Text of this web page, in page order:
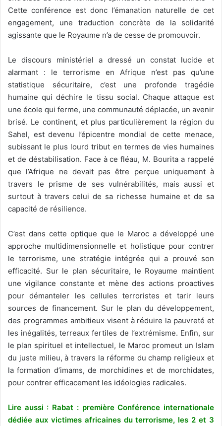
Cette conférence est donc l’émanation naturelle de cet
engagement, une traduction concrète de la solidarité
agissante que le Royaume n’a de cesse de promouvoir.
Le discours ministériel a dressé un constat lucide et
alarmant : le terrorisme en Afrique n’est pas qu’une
statistique sécuritaire, c’est une profonde tragédie
humaine qui déchire le tissu social. Chaque attaque est
une école qui ferme, une communauté déplacée, un avenir
brisé. Le continent, et plus particulièrement la région du
Sahel, est devenu l’épicentre mondial de cette menace,
subissant le plus lourd tribut en termes de vies humaines
et de déstabilisation. Face à ce fléau, M. Bourita a rappelé
que l’Afrique ne devait pas être perçue uniquement à
travers le prisme de ses vulnérabilités, mais aussi et
surtout à travers celui de sa richesse humaine et de sa
capacité de résilience.
C’est dans cette optique que le Maroc a développé une
approche multidimensionnelle et holistique pour contrer
le terrorisme, une stratégie intégrée qui a prouvé son
efficacité. Sur le plan sécuritaire, le Royaume maintient
une vigilance constante et mène des actions proactives
pour démanteler les cellules terroristes et tarir leurs
sources de financement. Sur le plan du développement,
des programmes ambitieux visent à réduire la pauvreté et
les inégalités, terreaux fertiles de l’extrémisme. Enfin, sur
le plan spirituel et intellectuel, le Maroc promeut un Islam
du juste milieu, à travers la réforme du champ religieux et
la formation d’imams, de morchidines et de morchidates,
pour contrer efficacement les idéologies radicales.
Lire aussi : Rabat : première Conférence internationale
dédiée aux victimes africaines du terrorisme, les 2 et 3